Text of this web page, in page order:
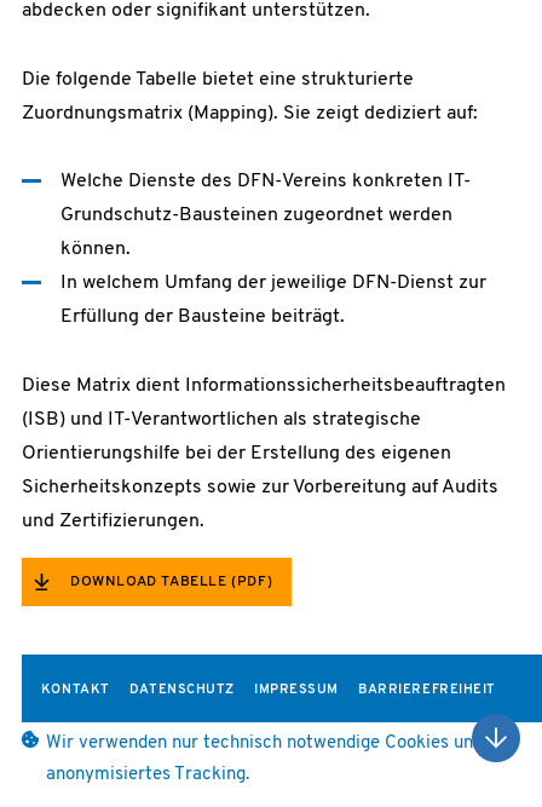
abdecken oder signifikant unterstützen.
Die folgende Tabelle bietet eine strukturierte
Zuordnungsmatrix (Mapping). Sie zeigt dediziert auf:
Welche Dienste des DFN-Vereins konkreten IT-
Grundschutz-Bausteinen zugeordnet werden
können.
In welchem Umfang der jeweilige DFN-Dienst zur
Erfüllung der Bausteine beiträgt.
Diese Matrix dient Informationssicherheitsbeauftragten
(ISB) und IT-Verantwortlichen als strategische
Orientierungshilfe bei der Erstellung des eigenen
Sicherheitskonzepts sowie zur Vorbereitung auf Audits
und Zertifizierungen.
DOWNLOAD TABELLE (PDF)
KONTAKT DATENSCHUTZ IMPRESSUM BARRIEREFREIHEIT
Wir verwenden nur technisch notwendige Cookies und
anonymisiertes Tracking.